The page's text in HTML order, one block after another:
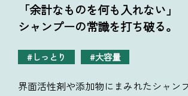
「余計なものを何も入れない」
シャンプーの常識を打ち破る。
しっとり 大容量
界面活性剤や添加物にまみれたシャン